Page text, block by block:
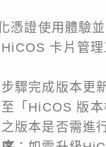
憑證使用體驗
卡片管理
驟完成版本更
「 HiCOS 版本
版本是否需進